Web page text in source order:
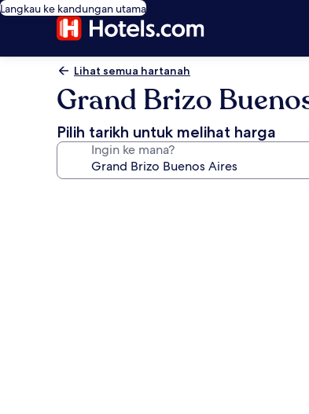
Langkau ke kandungan utama
Lihat semua hartanah
Grand Brizo
Pilih tarikh untuk melihat harga
Ingin ke mana?